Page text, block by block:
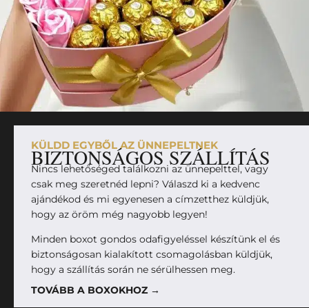
KÜLDD EGYBŐL AZ ÜNNEPELTNEK
BIZTONSÁGOS SZÁLLÍTÁS
Nincs lehetőséged találkozni az ünnepelttel, vagy
csak meg szeretnéd lepni? Válaszd ki a kedvenc
ajándékod és mi egyenesen a címzetthez küldjük,
hogy az öröm még nagyobb legyen!
Minden boxot gondos odafigyeléssel készítünk el és
biztonságosan kialakított csomagolásban küldjük,
hogy a szállítás során ne sérülhessen meg.
TOVÁBB A BOXOKHOZ →